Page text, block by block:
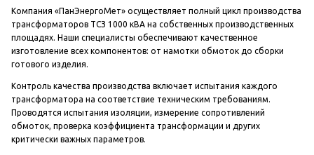
Компания «ПанЭнергоМет» осуществляет полный цикл производства
трансформаторов ТСЗ 1000 кВА на собственных производственных
площадях. Наши специалисты обеспечивают качественное
изготовление всех компонентов: от намотки обмоток до сборки
готового изделия.
Контроль качества производства включает испытания каждого
трансформатора на соответствие техническим требованиям.
Проводятся испытания изоляции, измерение сопротивлений
обмоток, проверка коэффициента трансформации и других
критически важных параметров.